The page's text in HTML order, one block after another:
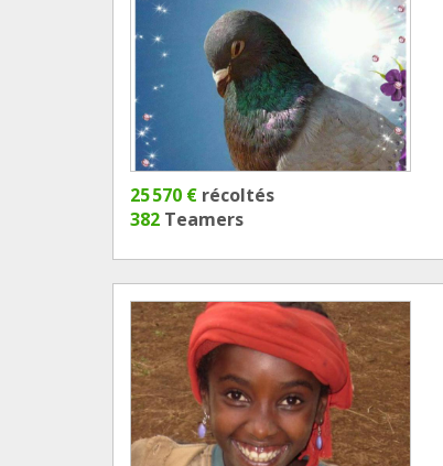
25 570 € récoltés
382 Teamers